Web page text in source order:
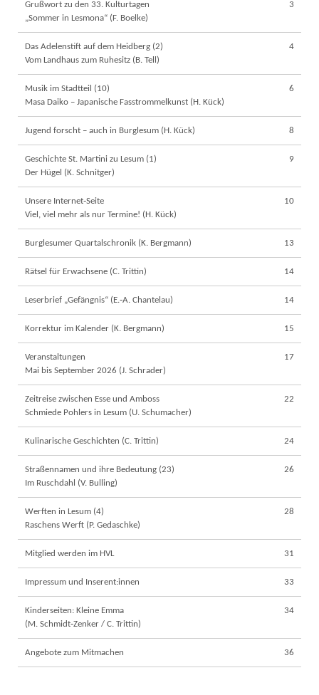
Grußwort zu den 33. Kulturtagen
„Sommer in Lesmona“ (F. Boelke)
3
Das Adelenstift auf dem Heidberg (2)
Vom Landhaus zum Ruhesitz (B. Tell)
4
Musik im Stadtteil (10)
Masa Daiko – Japanische Fasstrommelkunst (H. Kück)
6
Jugend forscht – auch in Burglesum (H. Kück) 8
Geschichte St. Martini zu Lesum (1)
Der Hügel (K. Schnitger)
9
Unsere Internet‐Seite
Viel, viel mehr als nur Termine! (H. Kück)
10
Burglesumer Quartalschronik (K. Bergmann) 13
Rätsel für Erwachsene (C. Trittin) 14
Leserbrief „Gefängnis“ (E.‐A. Chantelau) 14
Korrektur im Kalender (K. Bergmann) 15
Veranstaltungen
Mai bis September 2026 (J. Schrader)
17
Zeitreise zwischen Esse und Amboss
Schmiede Pohlers in Lesum (U. Schumacher)
22
Kulinarische Geschichten (C. Trittin) 24
Straßennamen und ihre Bedeutung (23)
Im Ruschdahl (V. Bulling)
26
Werften in Lesum (4)
Raschens Werft (P. Gedaschke)
28
Mitglied werden im HVL 31
Impressum und Inserent:innen 33
Kinderseiten: Kleine Emma
(M. Schmidt‐Zenker / C. Trittin)
34
Angebote zum Mitmachen 36